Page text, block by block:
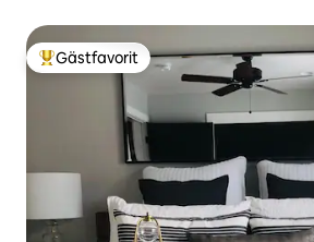
Populär gästfavorit
Gästfavorit